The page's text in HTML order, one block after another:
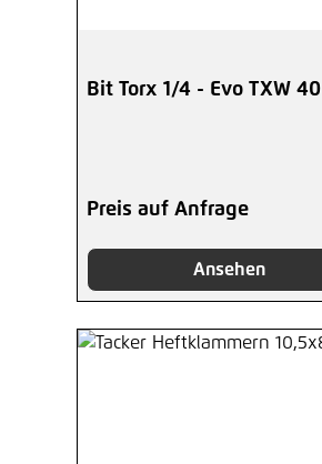
Bit Torx 1/4 - Evo TXW 40
Preis auf Anfrage
Ansehen